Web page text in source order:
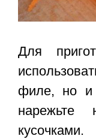
Для
филе, но и
нарежьте
кусочками.